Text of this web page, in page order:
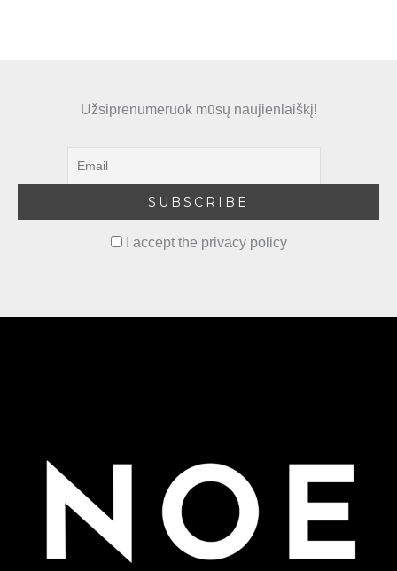
Užsiprenumeruok mūsų naujienlaiškį!
I accept the privacy policy